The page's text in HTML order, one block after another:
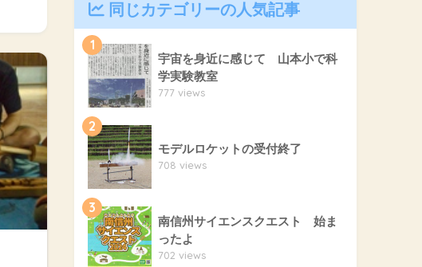
同じカテゴリーの人気記事
1
宇宙を身近に感じて 山本小で科
学実験教室
777 views
2
モデルロケットの受付終了
708 views
3
南信州サイエンスクエスト 始ま
ったよ
702 views